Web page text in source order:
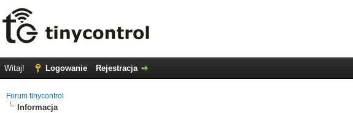
Witaj! Logowanie Rejestracja
Forum tinycontrol
Informacja